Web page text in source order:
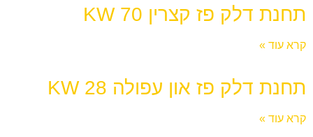
תחנת דלק פז קצרין 70 KW
קרא עוד »
תחנת דלק פז און עפולה 28 KW
קרא עוד »